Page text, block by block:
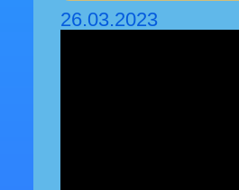
26.03.2023